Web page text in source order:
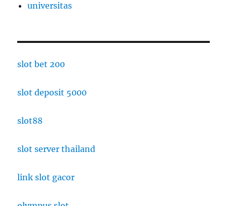
universitas
slot bet 200
slot deposit 5000
slot88
slot server thailand
link slot gacor